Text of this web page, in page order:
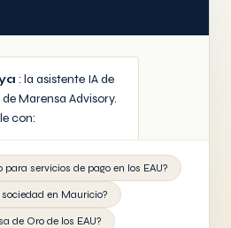
: la asistente IA de
Marensa Advisory.
con:
en los EAU,
Unido y más
servicios de pago en los EAU?
en Mauricio?
de Oro de los EAU?